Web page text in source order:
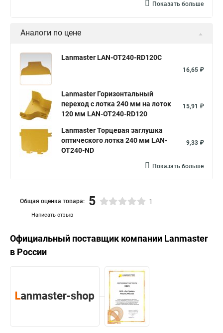
Показать больше
Аналоги по цене
Lanmaster LAN-OT240-RD120C
16,65 ₽
Lanmaster Горизонтальный
переход с лотка 240 мм на лоток
120 мм LAN-OT240-RD120
15,91 ₽
Lanmaster Торцевая заглушка
оптического лотка 240 мм LAN-
OT240-ND
9,33 ₽
Показать больше
Написать отзыв
Общая оценка товара: 5 1
Официальный поставщик компании Lanmaster
в России